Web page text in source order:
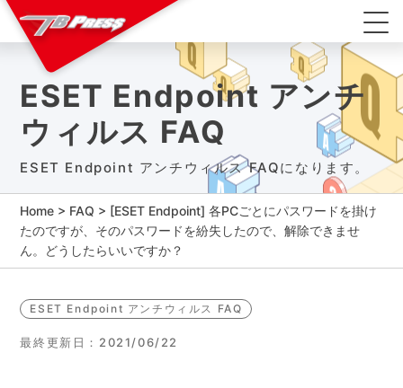
ESET Endpoint アンチ
ウィルス FAQ
ESET Endpoint アンチウィルス FAQになります。
Home > FAQ > [ESET Endpoint] 各PCごとにパスワードを掛け
たのですが、そのパスワードを紛失したので、解除できませ
ん。どうしたらいいですか？
ESET Endpoint アンチウィルス FAQ
最終更新日：2021/06/22